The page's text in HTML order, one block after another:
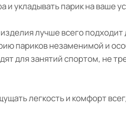
укладывать парик на ваше
лучше всего подходит
париков незаменимой и
для занятий спортом, не
легкость и комфорт